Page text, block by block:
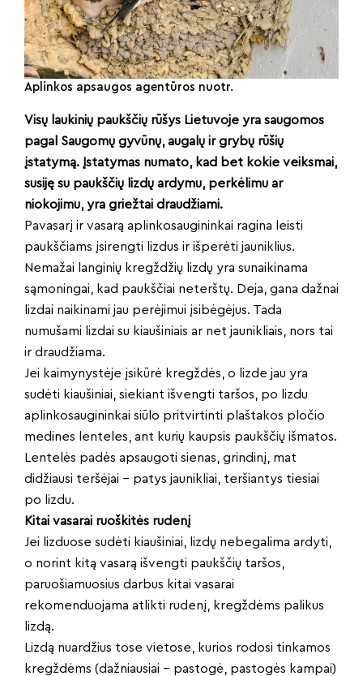
Aplinkos apsaugos agentūros nuotr.
Visų laukinių paukščių rūšys Lietuvoje yra saugomos
pagal Saugomų gyvūnų, augalų ir grybų rūšių
įstatymą. Įstatymas numato, kad bet kokie veiksmai,
susiję su paukščių lizdų ardymu, perkėlimu ar
niokojimu, yra griežtai draudžiami.
Pavasarį ir vasarą aplinkosaugininkai ragina leisti
paukščiams įsirengti lizdus ir išperėti jauniklius.
Nemažai langinių kregždžių lizdų yra sunaikinama
sąmoningai, kad paukščiai neterštų. Deja, gana dažnai
lizdai naikinami jau perėjimui įsibėgėjus. Tada
numušami lizdai su kiaušiniais ar net jaunikliais, nors tai
ir draudžiama.
Jei kaimynystėje įsikūrė kregždės, o lizde jau yra
sudėti kiaušiniai, siekiant išvengti taršos, po lizdu
aplinkosaugininkai siūlo pritvirtinti plaštakos pločio
medines lenteles, ant kurių kaupsis paukščių išmatos.
Lentelės padės apsaugoti sienas, grindinį, mat
didžiausi teršėjai – patys jaunikliai, teršiantys tiesiai
po lizdu.
Kitai vasarai ruoškitės rudenį
Jei lizduose sudėti kiaušiniai, lizdų nebegalima ardyti,
o norint kitą vasarą išvengti paukščių taršos,
paruošiamuosius darbus kitai vasarai
rekomenduojama atlikti rudenį, kregždėms palikus
lizdą.
Lizdą nuardžius tose vietose, kurios rodosi tinkamos
kregždėms (dažniausiai – pastogė, pastogės kampai)